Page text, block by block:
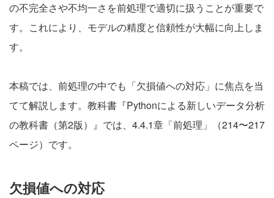
の不完全さや不均一さを前処理で適切に扱うことが重要で
す。これにより、モデルの精度と信頼性が大幅に向上しま
す。
本稿では、前処理の中でも「欠損値への対応」に焦点を当
てて解説します。教科書『Pythonによる新しいデータ分析
の教科書（第2版） 』では、4.4.1章「前処理」（214〜217
ページ）です。
欠損値への対応